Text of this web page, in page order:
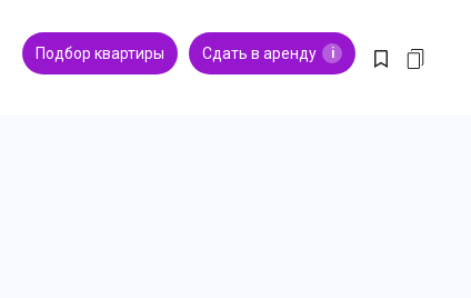
Подбор квартиры Сдать в аренду i